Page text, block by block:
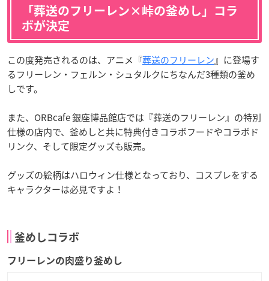
「葬送のフリーレン×峠の釜めし」コラ
ボが決定
この度発売されるのは、アニメ『葬送のフリーレン』に登場す
るフリーレン・フェルン・シュタルクにちなんだ3種類の釜め
しです。
また、ORBcafe 銀座博品館店では『葬送のフリーレン』の特別
仕様の店内で、釜めしと共に特典付きコラボフードやコラボド
リンク、そして限定グッズも販売。
グッズの絵柄はハロウィン仕様となっており、コスプレをする
キャラクターは必見ですよ！
釜めしコラボ
フリーレンの肉盛り釜めし